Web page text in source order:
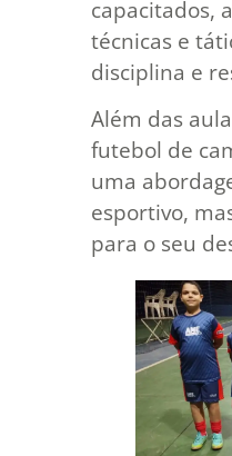
capacitados,
técnicas e
disciplina e
Além das
futebol de
uma
esportivo,
para o seu